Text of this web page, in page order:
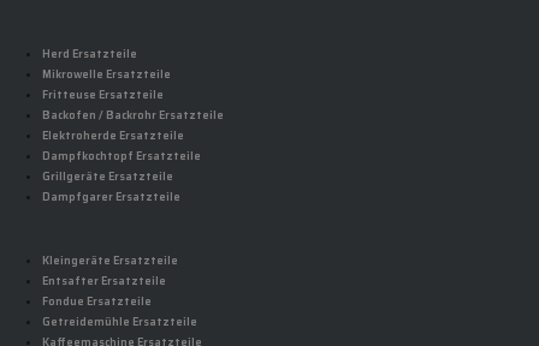
Herd Ersatzteile
Mikrowelle Ersatzteile
Fritteuse Ersatzteile
Backofen / Backrohr Ersatzteile
Elektroherde Ersatzteile
Dampfkochtopf Ersatzteile
Grillgeräte Ersatzteile
Dampfgarer Ersatzteile
Kleingeräte Ersatzteile
Entsafter Ersatzteile
Fondue Ersatzteile
Getreidemühle Ersatzteile
Kaffeemaschine Ersatzteile